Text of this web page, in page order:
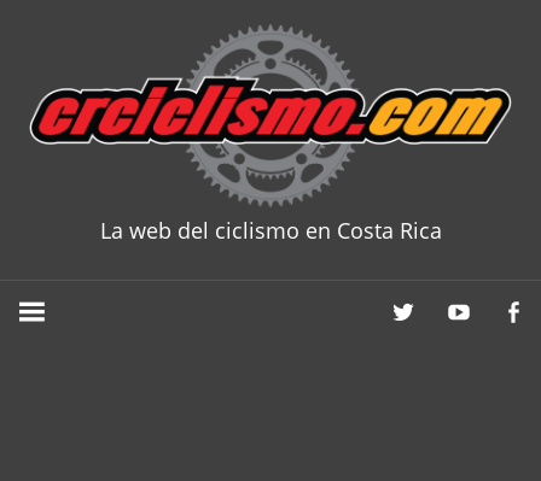
content
La web del ciclismo en Costa Rica